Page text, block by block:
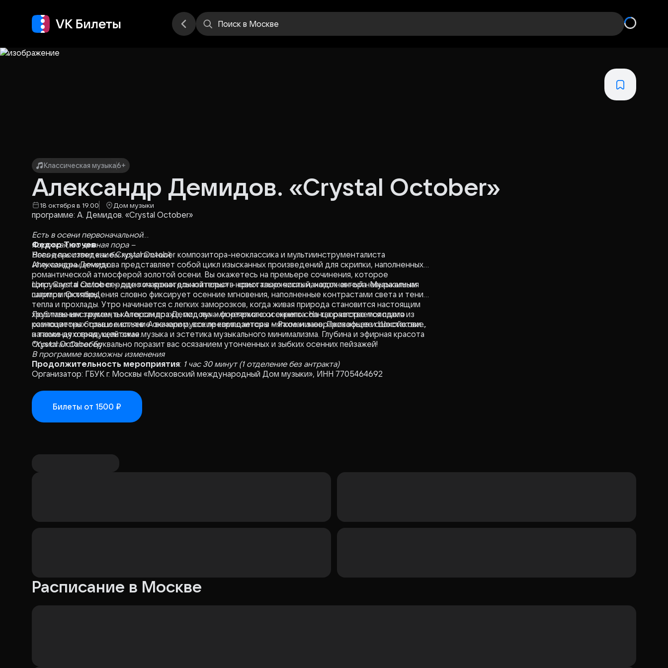
Поиск в Москве
Классическая музыка6+
Александр Демидов. «Crystal October»
18 октября в 19.00 Дом музыки
программе: А. Демидов. «Crystal October»
Есть в осени первоначальной
Короткая, но дивная пора –
Весь день стоит как бы хрустальный,
И лучезарны вечера...
Федор Тютчев
Новое произведение Crystal October композитора-неоклассика и мультиинструменталиста
Александра Демидова представляет собой цикл изысканных произведений для скрипки, наполненных
романтической атмосферой золотой осени. Вы окажетесь на премьере сочинения, которое
погружает в самое сердце «очаровательной поры» – кристально чистый, наполненный невыразимым
шармом Октябрь!
Цикл Crystal October – одно из ярких доказательств новых творческих находок автора. Музыкальная
палитра произведения словно фиксирует осенние мгновения, наполненные контрастами света и тени,
тепла и прохлады. Утро начинается с легких заморозков, когда живая природа становится настоящим
хрустальным замком, в котором позже, под лучами неяркого осеннего солнца разгорается пламя из
разноцветных трав и листьев. А вечером, все превращается в мягкое и завораживающее спокойствие,
напоминая о грядущей зиме.
Любимые инструменты Александра Демидова – фортепиано и скрипка. На творчество молодого
композитора большое влияние оказали русские композиторы – Рахманинов, Прокофьев и Шостакович,
а также духовная, кельтская музыка и эстетика музыкального минимализма. Глубина и эфирная красота
Crystal October буквально поразит вас осязанием утонченных и зыбких осенних пейзажей!
*Кристал Октобер
В программе возможны изменения
Продолжительность мероприятия: 1 час 30 минут (1 отделение без антракта)
Организатор: ГБУК г. Москвы «Московский международный Дом музыки», ИНН 7705464692
Билеты от 1500 ₽
Расписание в Москве